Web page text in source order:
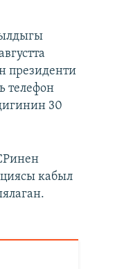
президенти
телефон
30
кабыл